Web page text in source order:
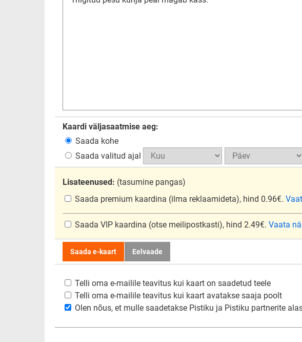
Kaardi väljasaatmise aeg:
Saada kohe
Saada valitud ajal
Lisateenused: (tasumine pangas)
Saada premium kaardina (ilma reklaamideta), hind 0.96€.
Saada VIP kaardina (otse meilipostkasti), hind 2.49€. Vaata
Saada e-kaart Eelvaade
Telli oma e-mailile teavitus kui kaart on saadetud teele
Telli oma e-mailile teavitus kui kaart avatakse saaja poolt
Olen nõus, et mulle saadetakse Pistiku ja Pistiku partnerite